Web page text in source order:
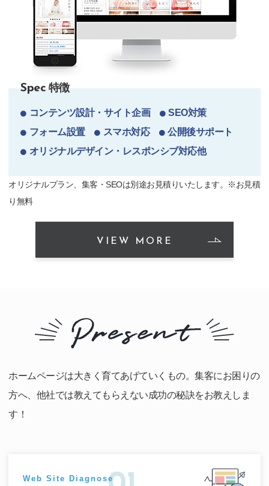
Spec特徴
コンテンツ設計・サイト企画
SEO対策
フォーム設置
スマホ対応
公開後サポート
オリジナルデザイン・レスポンシブ対応他
オリジナルプラン、集客・SEOは別途お見積りいたします。※お見積
り無料
VIEW MORE
ホームページは大きく育てあげていくもの。集客にお困りの
方へ、他社では教えてもらえない成功の秘訣をお教えしま
す！
Web Site Diagnose